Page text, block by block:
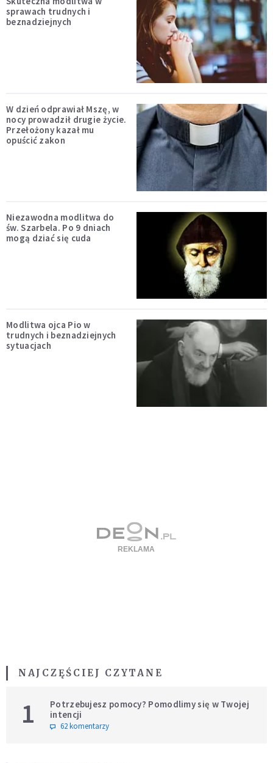
sprawach trudnych i
beznadziejnych
W dzień odprawiał Mszę, w
nocy prowadził drugie życie.
Przełożony kazał mu
opuścić zakon
Niezawodna modlitwa do
św. Szarbela. Po 9 dniach
mogą dziać się cuda
Modlitwa ojca Pio w
trudnych i beznadziejnych
sytuacjach
NAJCZĘŚCIEJ CZYTANE
1
Potrzebujesz pomocy? Pomodlimy się w Twojej
intencji
62 komentarzy